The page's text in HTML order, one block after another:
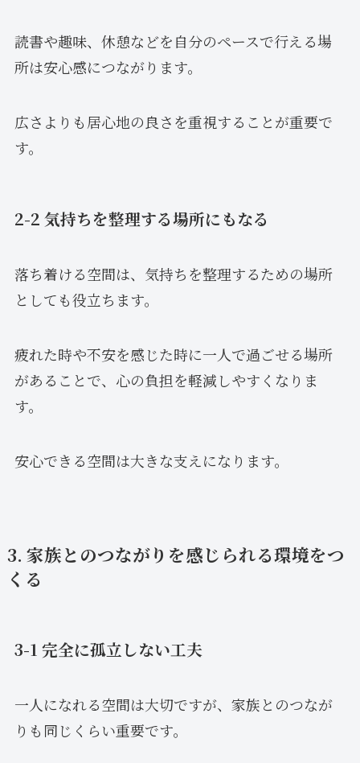
読書や趣味、休憩などを自分のペースで行える場
所は安心感につながります。
広さよりも居心地の良さを重視することが重要で
す。
2-2 気持ちを整理する場所にもなる
落ち着ける空間は、気持ちを整理するための場所
としても役立ちます。
疲れた時や不安を感じた時に一人で過ごせる場所
があることで、心の負担を軽減しやすくなりま
す。
安心できる空間は大きな支えになります。
3. 家族とのつながりを感じられる環境をつ
くる
3-1 完全に孤立しない工夫
一人になれる空間は大切ですが、家族とのつなが
りも同じくらい重要です。